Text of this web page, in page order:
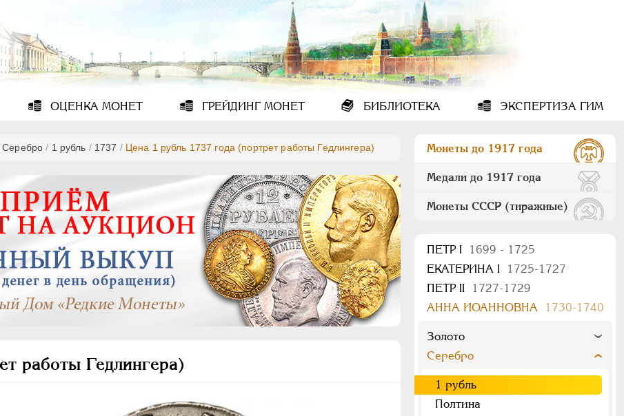
ОЦЕНКА МОНЕТ ГРЕЙДИНГМОНЕТ БИБЛИОТЕКА ЭКСПЕРТИЗА ГИМ
Серебро / 1 рубль / 1737 / Цена 1 рубль 1737 года (портрет работы Гедлингера)
работы Гедлингера)
Монеты до 1917 года
Медали до 1917 года
Монеты СССР (тиражные)
ПEТР I
1699 - 1725
ЕКАТЕРИНА I
1725-1727
ПЕТР II
1727-1729
АННА ИОАННОВНА
1730-1740
Золото
Серебро
1 рубль
Полтина